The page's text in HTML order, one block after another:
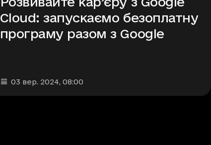
Cloud: запускаємо безоплатну
програму разом з Google
Дата та час публікації
03 вер. 2024, 08:00